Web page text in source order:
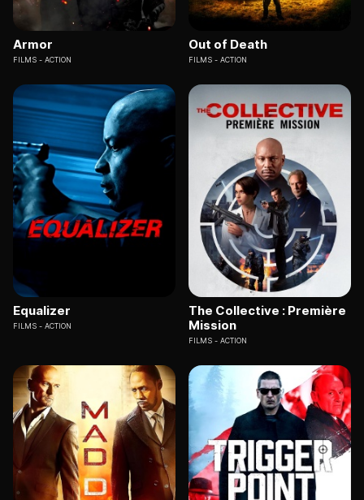
Armor
FILMS ACTION
Out of Death
FILMS ACTION
Equalizer
FILMS ACTION
The Collective : Première
Mission
FILMS ACTION